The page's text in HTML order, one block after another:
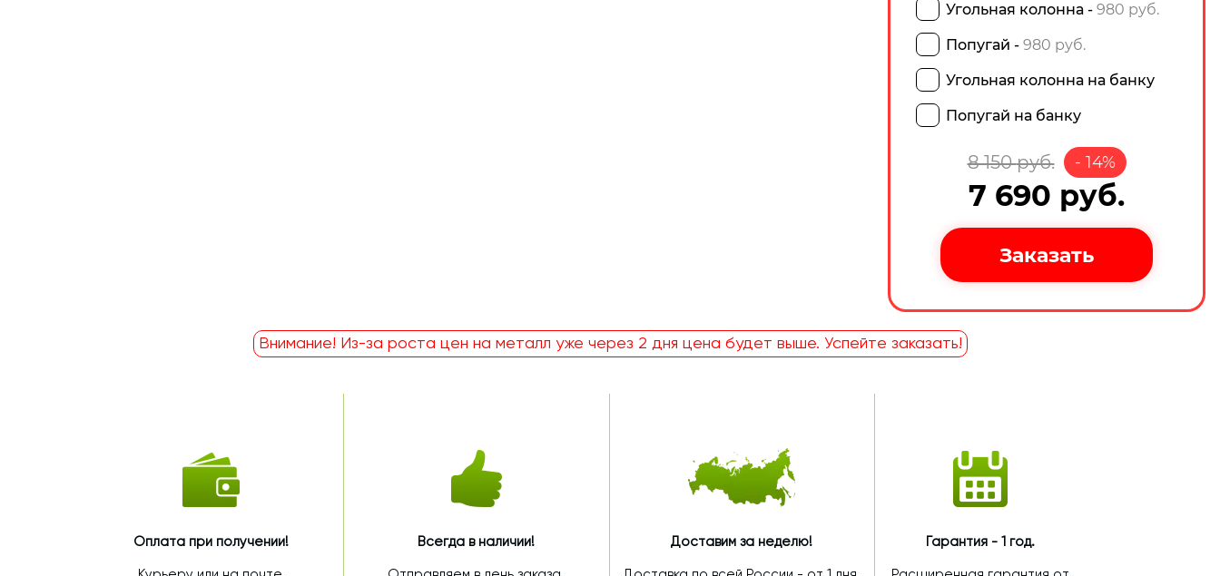
Угольная колонна - 980 руб.
Попугай - 980 руб.
Угольная колонна на банку
Попугай на банку
8 150руб. - 14%
7 690 руб.
Внимание! Из-за роста цен на металл уже через 2 дня цена будет выше. Успейте заказать!
Оплата при получении! Всегда в наличии! Доставим за неделю! Гарантия - 1 год.